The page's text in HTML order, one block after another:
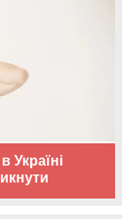
Україні